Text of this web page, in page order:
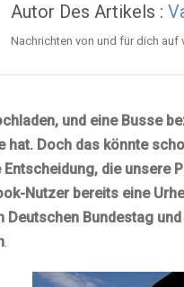
Autor Des Artikels :
Nachrichten von und für dich auf
und eine Busse
hat. Doch das könnte
Entscheidung, die unsere
Nutzer bereits eine
Deutschen Bundestag
.